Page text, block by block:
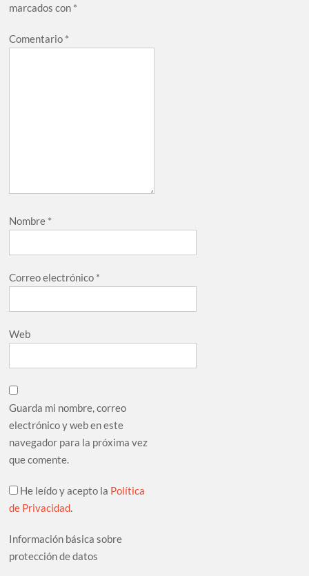
marcados con *
Comentario *
Nombre *
Correo electrónico *
Web
Guarda mi nombre, correo
electrónico y web en este
navegador para la próxima vez
que comente.
He leído y acepto la Política
de Privacidad
Información básica sobre
protección de datos